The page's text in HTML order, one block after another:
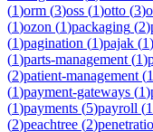
(1)orm (3)oss (1)otto (3)
(1)ozon (1)packaging (2)
(1)pagination (1)pajak (1)
(1)parts-management (1)
(2)patient-management (1
(1)payment-gateways (1)
(1)payments (5)payroll (
(2)peachtree (2)